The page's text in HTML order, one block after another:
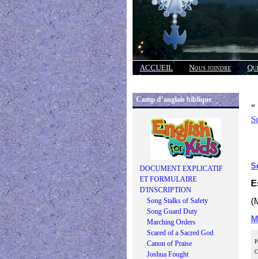
ACCUEIL Nous joindre
Réponses
Camp d’anglais biblique
DOCUMENT EXPLICATIF
ET FORMULAIRE
D'INSCRIPTION
Song Stalks of Safety
Song Guard Duty
Marching Orders
Scared of a Sacred God
Canon of Praise
Joshua Fought
«